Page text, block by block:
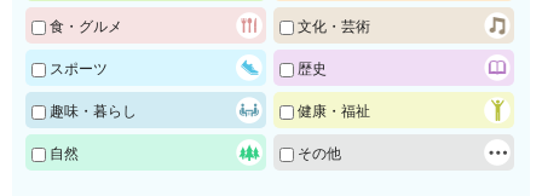
食・グルメ 文化・芸術
スポーツ 歴史
趣味・暮らし 健康・福祉
自然 その他